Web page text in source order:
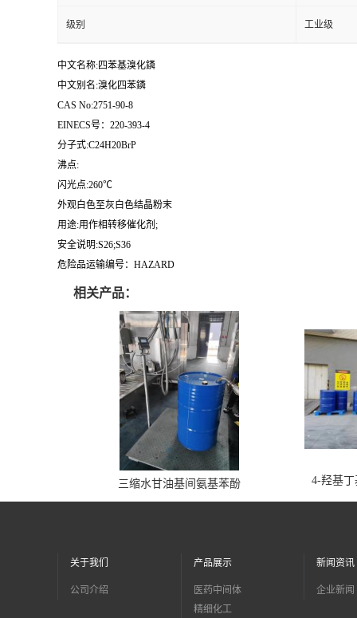
级别 工业级
中文名称:四苯基溴化鏻
中文别名:溴化四苯鏻
CAS No:2751-90-8
EINECS号：220-393-4
分子式:C24H20BrP
沸点:
闪光点:260℃
外观白色至灰白色结晶粉末
用途:用作相转移催化剂;
安全说明:S26;S36
危险品运输编号：HAZARD
相关产品：
三缩水甘油基间氨基苯酚 4-羟基
关于我们
公司介绍
产品展示
医药中间体
精细化工
新闻资讯
企业新闻